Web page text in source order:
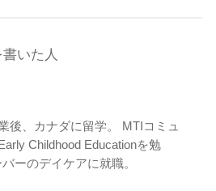
いた人
後、カナダに留学。 MTIコミュ
Childhood Educationを勉
ーのデイケアに就職。